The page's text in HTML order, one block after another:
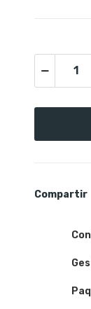
Compartir